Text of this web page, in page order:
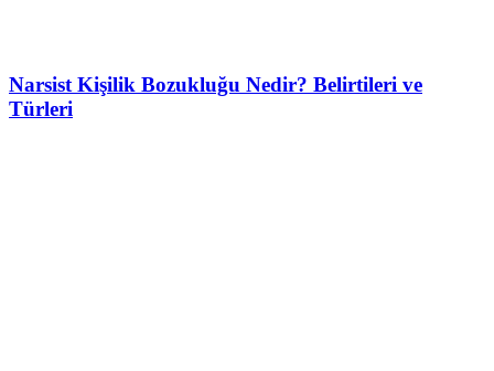
Narsist Kişilik Bozukluğu Nedir? Belirtileri ve
Türleri